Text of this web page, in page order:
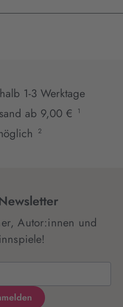
1-3 Werktage
ab 9,00 €
1
2
Autor:innen und